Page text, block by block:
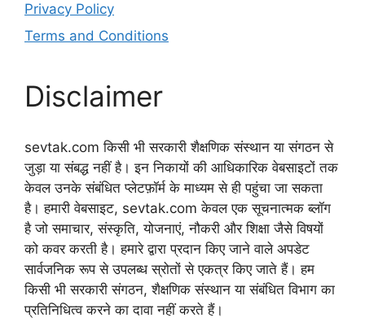
Privacy Policy
Terms and Conditions
Disclaimer
sevtak.com किसी भी सरकारी शैक्षणिक संस्थान या संगठन से
जुड़ा या संबद्ध नहीं है। इन निकायों की आधिकारिक वेबसाइटों तक
केवल उनके संबंधित प्लेटफ़ॉर्म के माध्यम से ही पहुंचा जा सकता
है। हमारी वेबसाइट, sevtak.com केवल एक सूचनात्मक ब्लॉग
है जो समाचार, संस्कृति, योजनाएं, नौकरी और शिक्षा जैसे विषयों
को कवर करती है। हमारे द्वारा प्रदान किए जाने वाले अपडेट
सार्वजनिक रूप से उपलब्ध स्रोतों से एकत्र किए जाते हैं। हम
किसी भी सरकारी संगठन, शैक्षणिक संस्थान या संबंधित विभाग का
प्रतिनिधित्व करने का दावा नहीं करते हैं।